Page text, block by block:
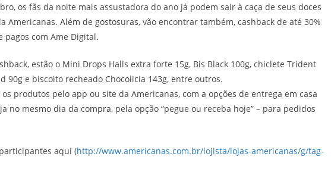
os fãs da noite mais assustadora do ano já podem sair à caça de seus doces
Americanas. Além de gostosuras, vão encontrar também, cashback de até 30%
pagos com Ame Digital.
estão o Mini Drops Halls extra forte 15g, Bis Black 100g, chiclete Trident
90g e biscoito recheado Chocolicia 143g, entre outros.
produtos pelo app ou site da Americanas, com a opções de entrega em casa
no mesmo dia da compra, pela opção “pegue ou receba hoje” – para pedidos
aqui (http://www.americanas.com.br/lojista/lojas-americanas/g/tag-